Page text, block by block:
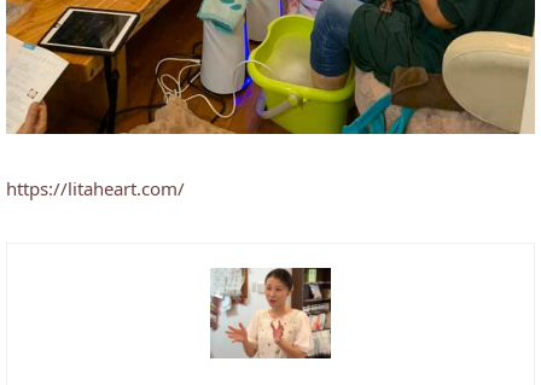
https://litaheart.com/